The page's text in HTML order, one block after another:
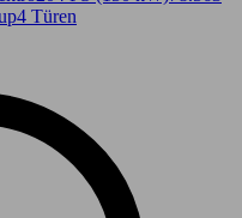
4 Türen